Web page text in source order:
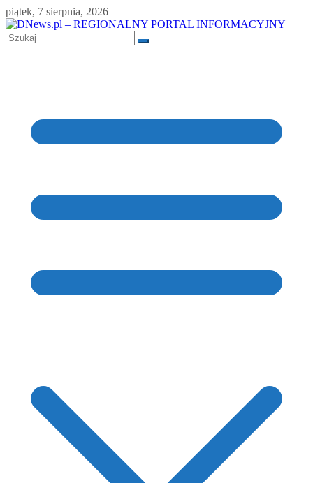
Skip
to
content
piątek, 7 sierpnia, 2026